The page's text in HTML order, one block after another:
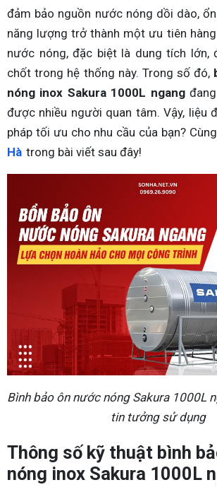
đảm bảo nguồn nước nóng dồi dào,
năng lượng trở thành một ưu tiên
nước nóng, đặc biệt là dung tích lớn,
chốt trong hệ thống này. Trong số đó,
nóng inox Sakura 1000L ngang
được nhiều người quan tâm. Vậy, liệu
pháp tối ưu cho nhu cầu của bạn?
Hà trong bài viết sau đây!
Bình bảo ôn nước nóng Sakura 1000L
tin tưởng sử dụng
Thông số kỹ thuật bình
nóng inox Sakura 1000L